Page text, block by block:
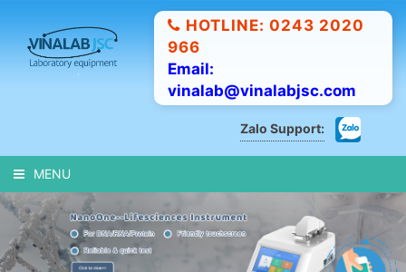
HOTLINE: 0243 2020
966
Email:
vinalab@vinalabjsc.com
Zalo Support:
MENU